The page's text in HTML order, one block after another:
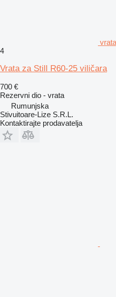
4
Vrata za Still R60-25 viličara
700 €
Rezervni dio - vrata
Rumunjska
Stivuitoare-Lize S.R.L.
Kontaktirajte prodavatelja